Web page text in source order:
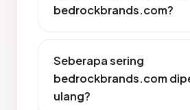
bedrockbrands.com?
Seberapa sering
bedrockbrands.com
ulang?